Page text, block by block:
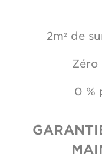
2m2 de
Zéro
0 %